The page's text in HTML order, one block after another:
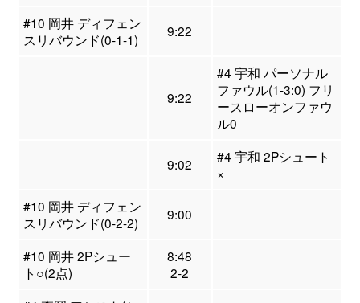
#10 岡井 ディフェン
スリバウンド(0-1-1)
9:22
9:22
#4 宇和 パーソナル
ファウル(1-3:0) フリ
ースローオンファウ
ル0
9:02
#4 宇和 2Pシュート
×
#10 岡井 ディフェン
スリバウンド(0-2-2)
9:00
#10 岡井 2Pシュー
ト○(2点)
8:48
2-2